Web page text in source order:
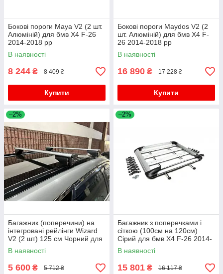
Бокові пороги Maya V2 (2 шт.
Алюміній) для бмв X4 F-26
2014-2018 рр
В наявності
8 244 ₴ 8 409 ₴
Купити
Бокові пороги Maydos V2 (2
шт. Алюміній) для бмв X4 F-
26 2014-2018 рр
В наявності
16 890 ₴ 17 228 ₴
Купити
–2%
Багажник (поперечини) на
інтегровані рейлінги Wizard
V2 (2 шт) 125 см Чорний для
бмв X4 F-26 2014-2018 рр
В наявності
5 600 ₴ 5 712 ₴
–2%
Багажник з поперечками і
сіткою (100см на 120см)
Сірий для бмв X4 F-26 2014-
2018 рр
В наявності
15 801 ₴ 16 117 ₴